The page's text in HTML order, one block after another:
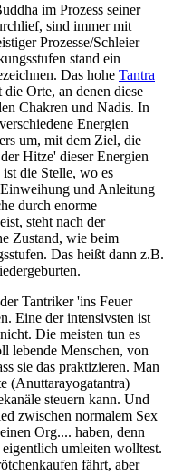
im Prozess seiner
sind immer mit
Prozesse/Schleier
stand ein
Das hohe Tantra
Orte, an denen diese
Chakren und Nadis. In
Energien
um, mit dem Ziel, die
Hitze' dieser Energien
die Stelle, wo es
und Anleitung
durch enorme
steht nach der
Zustand, wie beim
Das heißt dann z.B.
Tantriker 'ins Feuer
Eine der intensivsten ist
Die meisten tun es
lebende Menschen, von
sie das praktizieren. Man
(Anuttarayogatantra)
steuern kann. Und
zwischen normalem Sex
Org.... haben, denn
umleiten wolltest.
fährt, aber